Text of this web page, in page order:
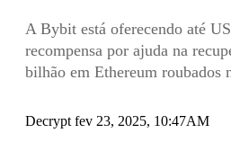
A Bybit está oferecendo até
recompensa por ajuda na
bilhão em Ethereum roubados
Decrypt fev 23, 2025, 10:47AM